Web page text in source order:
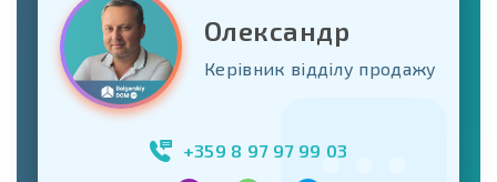
Олександр
Керівник відділу продажу
+359 8 97 97 99 03